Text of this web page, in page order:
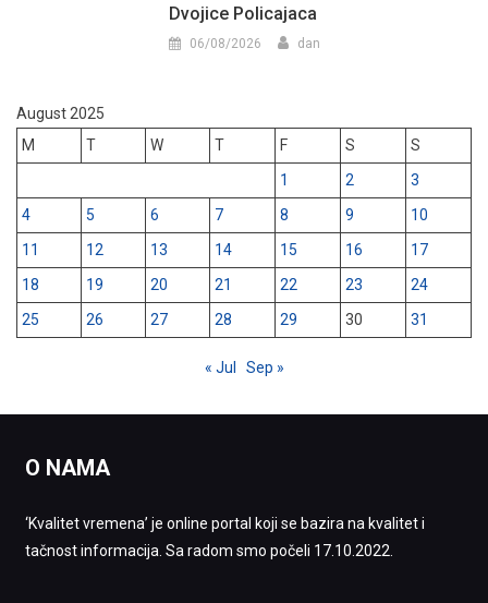
Dvojice Policajaca
06/08/2026 dan
August 2025
M
T W T F S
S
1
2
3
4
5 6 7 8 9
10
11
12 13 14 15 16
17
18
19 20 21 22 23
24
25
26 27 28 29 30 31
« Jul Sep »
O NAMA
‘Kvalitet vremena’ je online portal koji se bazira na kvalitet i
tačnost informacija. Sa radom smo počeli 17.10.2022.